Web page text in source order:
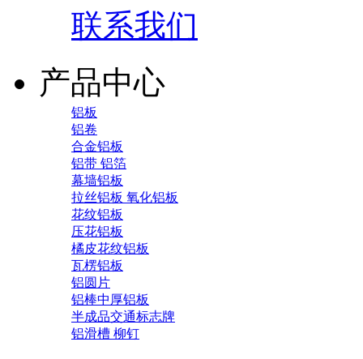
联系我们
产品中心
铝板
铝卷
合金铝板
铝带 铝箔
幕墙铝板
拉丝铝板 氧化铝板
花纹铝板
压花铝板
橘皮花纹铝板
瓦楞铝板
铝圆片
铝棒中厚铝板
半成品交通标志牌
铝滑槽 柳钉